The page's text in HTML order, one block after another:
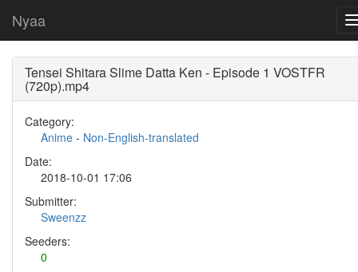
Nyaa
Tensei Shitara Slime Datta Ken - Episode 1 VOSTFR
(720p).mp4
Category:
Anime - Non-English-translated
Date:
2018-10-01 17:06
Submitter:
Sweenzz
Seeders:
0